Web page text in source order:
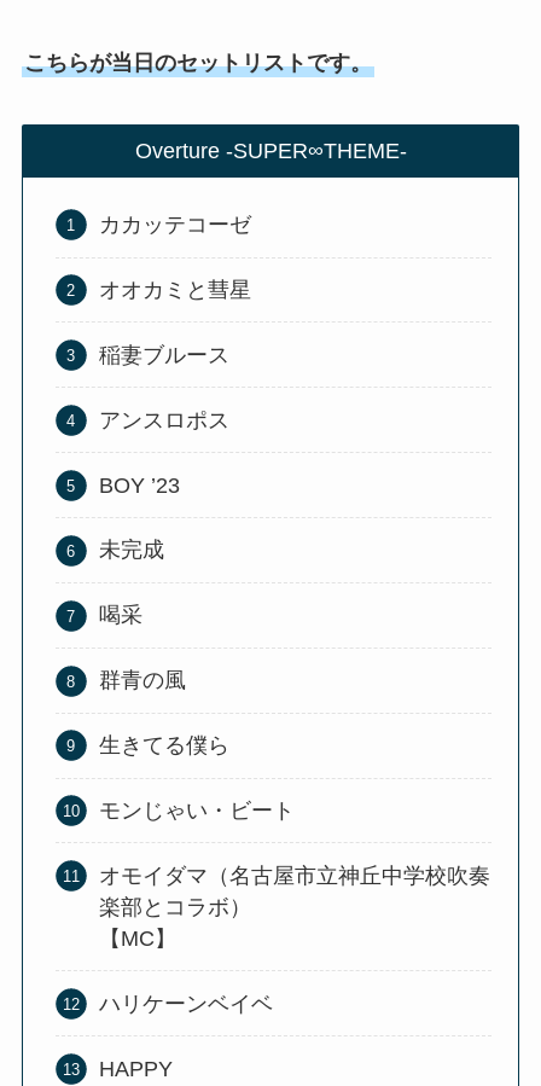
こちらが当日のセットリストです。
Overture -SUPER∞THEME-
カカッテコーゼ
オオカミと彗星
稲妻ブルース
アンスロポス
BOY ’23
未完成
喝采
群青の風
生きてる僕ら
モンじゃい・ビート
オモイダマ（名古屋市立神丘中学校吹奏
楽部とコラボ）
【MC】
ハリケーンベイベ
HAPPY